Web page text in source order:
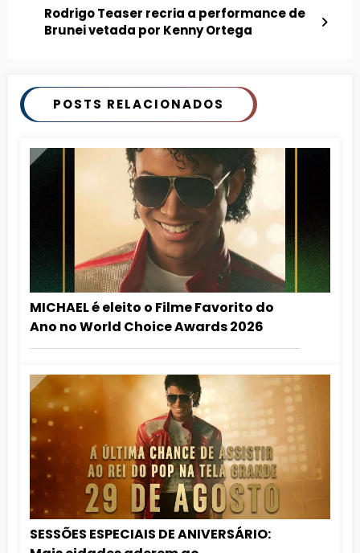
Rodrigo Teaser recria a performance de
Brunei vetada por Kenny Ortega
POSTS RELACIONADOS
MICHAEL é eleito o Filme Favorito do
Ano no World Choice Awards 2026
SESSÕES ESPECIAIS DE ANIVERSÁRIO: